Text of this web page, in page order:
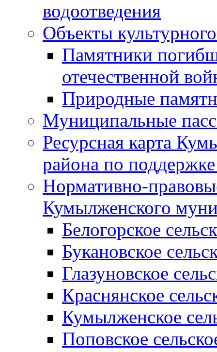
водоотведения
Объекты
Памятники
отечественной
Природные
Муниципальные
Ресурсная карта
района по
Нормативно-
Кумылженского
Белогорское
Букановское
Глазуновское
Краснянское
Кумылженское
Поповское